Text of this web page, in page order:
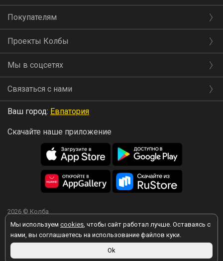
Мы используем cookies, чтобы сайт работал лучше. Оставаясь с
нами, вы соглашаетесь на использование файлов куки.
Ok
Покупателям
Проекты Колбы
Мы в соцсетях
Связаться с нами
Ваш город: Евпатория
Скачайте наше приложение
2026 © Колба
Вы принимаете условия политики в отношении обработки
персональных данных